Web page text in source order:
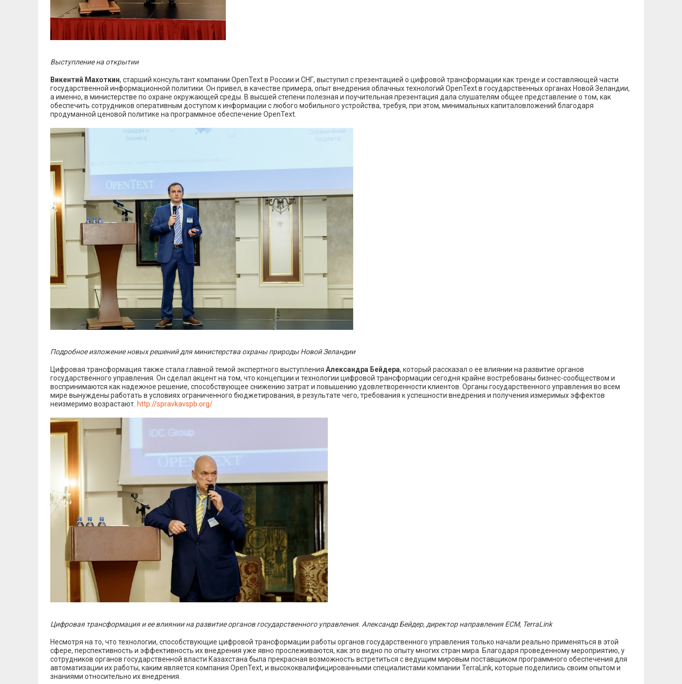
Выступление на открытии
Викентий Махоткин, старший консультант компании OpenText в России и СНГ, выступил с презентацией о цифровой трансформации как тренде и составляющей части
государственной информационной политики. Он привел, в качестве примера, опыт внедрения облачных технологий OpenText в государственных органах Новой Зеландии,
а именно, в министерстве по охране окружающей среды. В высшей степени полезная и поучительная презентация дала слушателям общее представление о том, как
обеспечить сотрудников оперативным доступом к информации с любого мобильного устройства, требуя, при этом, минимальных капиталовложений благодаря
продуманной ценовой политике на программное обеспечение OpenText.
Подробное изложение новых решений для министерства охраны природы Новой Зеландии
Цифровая трансформация также стала главной темой экспертного выступления Александра Бейдера, который рассказал о ее влиянии на развитие органов
государственного управления. Он сделал акцент на том, что концепции и технологии цифровой трансформации сегодня крайне востребованы бизнес-сообществом и
воспринимаются как надежное решение, способствующее снижению затрат и повышению удовлетворенности клиентов. Органы государственного управления во всем
мире вынуждены работать в условиях ограниченного бюджетирования, в результате чего, требования к успешности внедрения и получения измеримых эффектов
неизмеримо возрастают. http://spravkavspb.org/
Цифровая трансформация и ее влиянии на развитие органов государственного управления. Александр Бейдер, директор направления ECM, TerraLink
Несмотря на то, что технологии, способствующие цифровой трансформации работы органов государственного управления только начали реально применяться в этой
сфере, перспективность и эффективность их внедрения уже явно прослеживаются, как это видно по опыту многих стран мира. Благодаря проведенному мероприятию, у
сотрудников органов государственной власти Казахстана была прекрасная возможность встретиться с ведущим мировым поставщиком программного обеспечения для
автоматизации их работы, каким является компания OpenText, и высококвалифицированными специалистами компании TerraLink, которые поделились своим опытом и
знаниями относительно их внедрения.